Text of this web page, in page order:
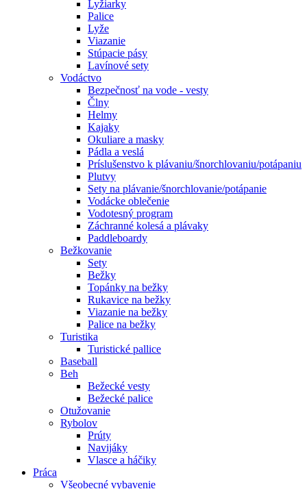
Lyžiarky
Palice
Lyže
Viazanie
Stúpacie pásy
Lavínové sety
Vodáctvo
Bezpečnosť na vode - vesty
Člny
Helmy
Kajaky
Okuliare a masky
Pádla a veslá
Príslušenstvo k plávaniu/šnorchlovaniu/potápaniu
Plutvy
Sety na plávanie/šnorchlovanie/potápanie
Vodácke oblečenie
Vodotesný program
Záchranné kolesá a plávaky
Paddleboardy
Bežkovanie
Sety
Bežky
Topánky na bežky
Rukavice na bežky
Viazanie na bežky
Palice na bežky
Turistika
Turistické pallice
Baseball
Beh
Bežecké vesty
Bežecké palice
Otužovanie
Rybolov
Prúty
Navijáky
Vlasce a háčiky
Práca
Všeobecné vybavenie